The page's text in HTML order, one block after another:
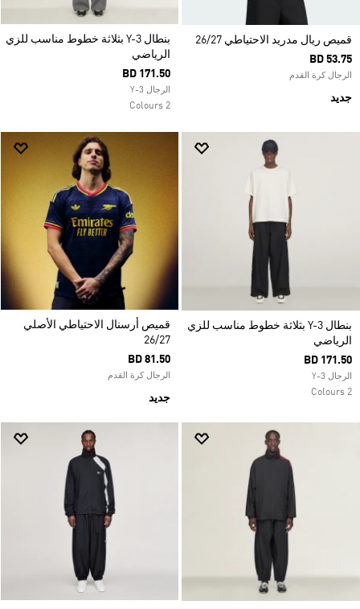
قميص ريال مدريد الاحتياطي 26/27
BD 53.75
الرجال كرة القدم
جديد
بنطال Y-3 بثلاثة خطوط مناسب للزي
الرياضي
BD 171.50
الرجال Y-3
2 Colours
بنطال Y-3 بثلاثة خطوط مناسب للزي
الرياضي
BD 171.50
الرجال Y-3
2 Colours
قميص أرسنال الاحتياطي الأصلي
26/27
BD 81.50
الرجال كرة القدم
جديد